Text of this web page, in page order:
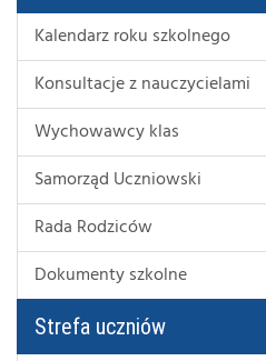
Kalendarz roku szkolnego
Konsultacje z nauczycielami
Wychowawcy klas
Samorząd Uczniowski
Rada Rodziców
Dokumenty szkolne
Strefa uczniów